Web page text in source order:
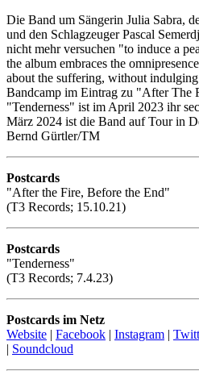
Die Band um Sängerin Julia Sabra,
und den Schlagzeuger Pascal
nicht mehr versuchen "to induce a
the album embraces the
about the suffering, without
Bandcamp im Eintrag zu "After The
"Tenderness" ist im April 2023 ihr
März 2024 ist die Band auf Tour in
Bernd Gürtler/TM
Postcards
"After the Fire, Before the End"
(T3 Records; 15.10.21)
Postcards
"Tenderness"
(T3 Records; 7.4.23)
Postcards im Netz
Website | Facebook | Instagram |
| Soundcloud